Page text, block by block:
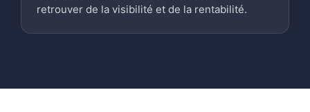
retrouver de la visibilité et de la rentabilité.